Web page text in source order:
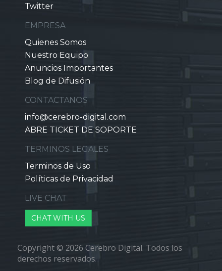
Twitter
EMPRESA
Quienes Somos
Nuestro Equipo
Anuncios Importantes
Blog de Difusión
CONTACTANOS
info@cerebro-digital.com
ABRE TICKET DE SOPORTE
TERMINOS LEGALES
Terminos de Uso
Políticas de Privacidad
LIVE CHAT
CHAT WITH US
Copyright © 2026 Cerebro Digital. Todos los
derechos reservados.